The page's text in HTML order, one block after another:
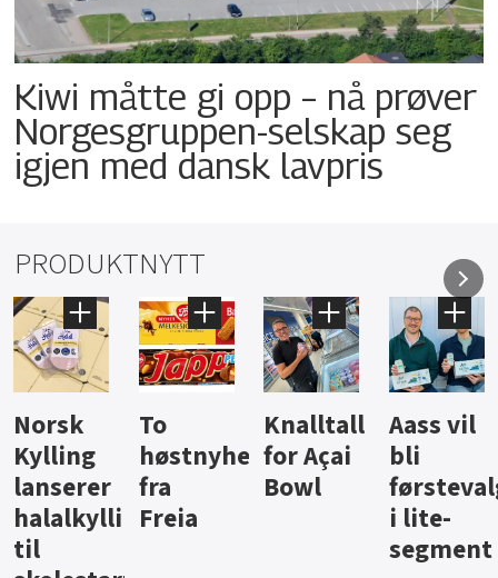
Kiwi måtte gi opp – nå prøver
Norgesgruppen-selskap seg
igjen med dansk lavpris
PRODUKTNYTT
Knalltall
for Açai
Bowl
Aass vil
bli
førstevalg
i lite-
Brus og
jus fra
Berentsen
Hard
iste fra
Hansa